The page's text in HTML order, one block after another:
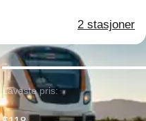
2 stasjoner
Laveste pris: